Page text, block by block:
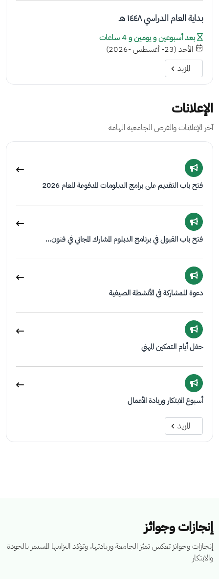
بداية العام الدراسي ١٤٤٨ هـ
بعد أسبوعين و يومين و 4 ساعات
الأحد (23- أغسطس -2026)
المزيد
الإعلانات
آخر الإعلانات والفرص الجامعية الهامة
فتح باب التقديم على برامج الدبلومات المدفوعة للعام 2026
فتح باب القبول في برنامج الدبلوم المشارك المجاني في فنون…
دعوة للمشاركة في الأنشطة الصيفية
حفل أيام التمكين المهني
أسبوع الابتكار وريادة الأعمال
المزيد
إنجازات وجوائز
إنجازات وجوائز تعكس تميّز الجامعة وريادتها، وتؤكد التزامها المستمر بالجودة
والابتكار